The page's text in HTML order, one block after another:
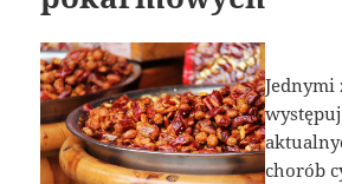
Jednymi
chorób